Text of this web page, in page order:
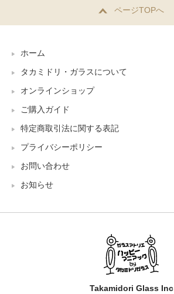
ページTOPへ
ホーム
タカミドリ・ガラスについて
オンラインショップ
ご購入ガイド
特定商取引法に関する表記
プライバシーポリシー
お問い合わせ
お知らせ
Takamidori Glass Inc